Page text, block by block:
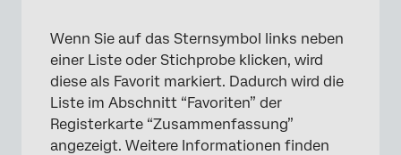
Wenn Sie auf das Sternsymbol links neben
einer Liste oder Stichprobe klicken, wird
diese als Favorit markiert. Dadurch wird die
Liste im Abschnitt “Favoriten” der
Registerkarte “Zusammenfassung”
angezeigt. Weitere Informationen finden